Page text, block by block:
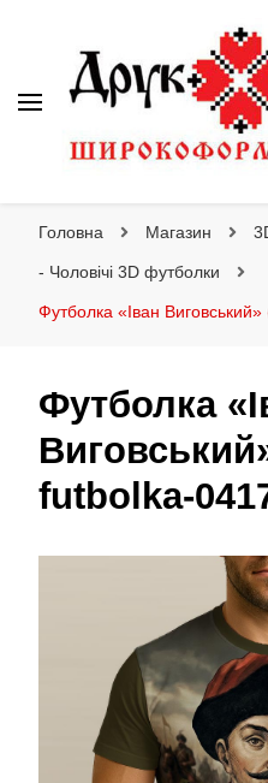
Головна Магазин
- Чоловічі 3D футболки
Футболка «Іван
Футболка
futbolka-